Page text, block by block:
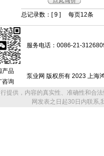
总记录数：[ 9 ] 每页12条
服务电话：0086-21-
产品
咨询
泵业网 版权所有 2023 上海
提供，内容的真实性、准确性和合
网发表之日起30日内联系,